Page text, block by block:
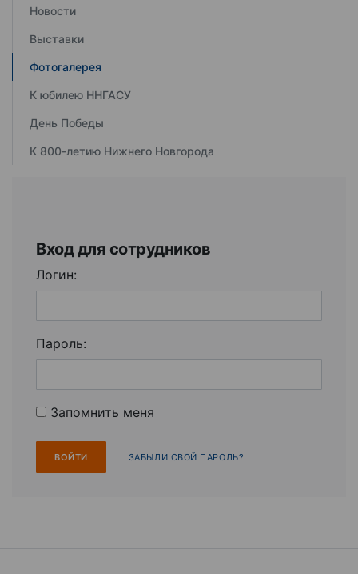
Новости
Выставки
Фотогалерея
К юбилею ННГАСУ
День Победы
К 800-летию Нижнего Новгорода
Вход для сотрудников
Логин:
Пароль:
Запомнить меня
ЗАБЫЛИ СВОЙ ПАРОЛЬ?